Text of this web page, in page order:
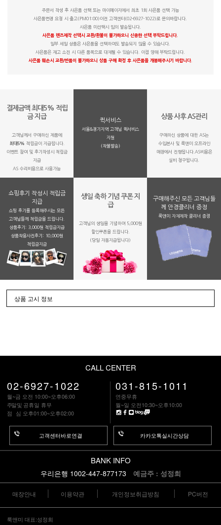
주문서 작성 후 사은품 선택 또는 마이페이지에서 최초 1회 사은품 선택 가능
사은품변경 요청 시 출고(PM01:00)이전 고객센터(02-6927-1022)로 문의바랍니다.
사은품 미선택시 임의 발송됩니다.
사은품 렌즈제작 선택시 교환/환불이 불가하오니 신중한 선택 부탁드립니다.
일부 세일 상품은 사은품을 선택하여도 발송되지 않을 수 있습니다.
사은품은 재고 소진 시 다른 품목으로 대체될 수 있습니다. 이점 양해 부탁드립니다.
사은품 훼손시 교환/반품이 불가하오니 상품 구매 확정 후 사은품을 개봉해주시기 바랍니다.
결제금액 최대5% 적립
금 지급
고객님께서 구매하신 제품에
최대5% 적립금이 지급됩니다.
이벤트 참여 및 후기작성시 적립금
지급
AS 수리비용으로 사용가능
퀵서비스
서울&경기지역 고객님 퀵서비스
지원
(착불발송)
상품 사후 AS관리
구매하신 상품에 대한 AS는
수입본사 및 룩앤미 오프라인
매장에서 진행됩니다.AS비용은
실비 청구됩니다.
쇼핑후기 작성시 적립금
지급
쇼핑 후기를 등록해주시는 모든
고객님들께 적립금을 드립니다.
상품후기: 3,000원 적립금지급
상품착용사진후기: 10,000원
적립금지금
생일 축하 기념 쿠폰 지
급
고객님의 생일을 기념하여 5,000원
할인쿠폰을 드립니다.
(당일 자동지급됩니다)
구매해주신 모든 고객님들
께 안경클리너 증정
룩앤미 자체제작 클리너 증정
상품 고시 정보
CALL CENTER
02-6927-1022
월~금 오전 10:00~오후06:00
주말및 공휴일 휴무
점 심 오후01:00~오후02:00
고객센터바로연결
031-815-1011
연중무휴
월~일 오전10:30~오후10:00
카카오톡실시간상담
BANK INFO
우리은행 1002-447-877173 예금주 : 성정희
매장안내 이용약관 개인정보취급방침 PC버전
룩앤미 대표:성정희